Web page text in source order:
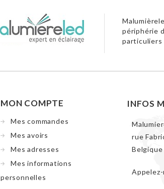
périphérie
particuliers
MON COMPTE
Mes commandes
Mes avoirs
Mes adresses
Mes informations
personnelles
INFOS
rue
Belgique